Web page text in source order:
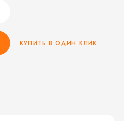
КУПИТЬ В ОДИН КЛИК